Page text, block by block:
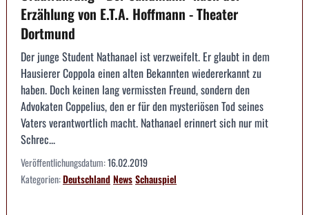
Erzählung von E.T.A. Hoffmann - Theater
Dortmund
Der junge Student Nathanael ist verzweifelt. Er glaubt in dem
Hausierer Coppola einen alten Bekannten wiedererkannt zu
haben. Doch keinen lang vermissten Freund, sondern den
Advokaten Coppelius, den er für den mysteriösen Tod seines
Vaters verantwortlich macht. Nathanael erinnert sich nur mit
Schrec...
Veröffentlichungsdatum:16.02.2019
Kategorien:DeutschlandNewsSchauspiel